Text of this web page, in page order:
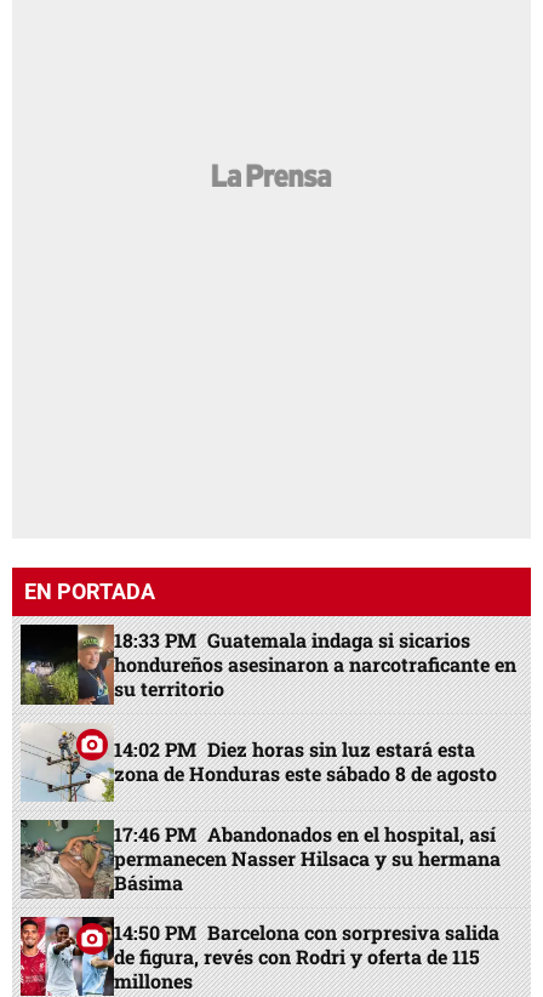
EN PORTADA
18:33 PM Guatemala indaga si sicarios
hondureños asesinaron a narcotraficante en
su territorio
14:02 PM Diez horas sin luz estará esta
zona de Honduras este sábado 8 de agosto
17:46 PM Abandonados en el hospital, así
permanecen Nasser Hilsaca y su hermana
Básima
14:50 PM Barcelona con sorpresiva salida
de figura, revés con Rodri y oferta de 115
millones